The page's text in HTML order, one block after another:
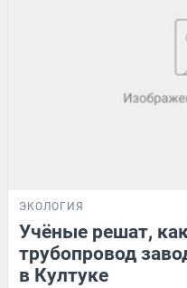
ЭКОЛОГИЯ
Учёные решат,
трубопровод
в Култуке